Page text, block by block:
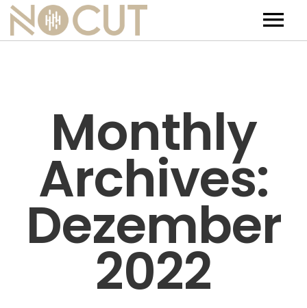
Events
News
Contact
Jobs
Tickets & Merch
Monthly
Archives:
Dezember
2022